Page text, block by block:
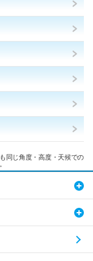
同じ角度・高度・天候での